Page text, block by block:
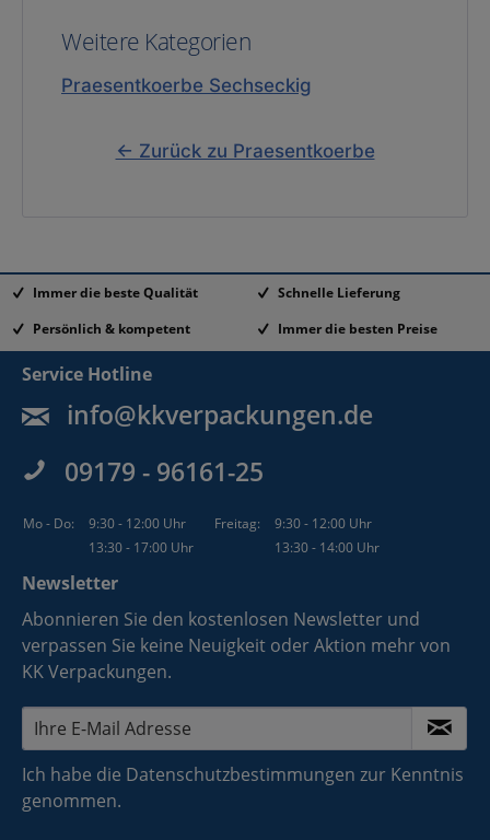
Weitere Kategorien
Praesentkoerbe Sechseckig
← Zurück zu Praesentkoerbe
Immer die beste Qualität
Schnelle Lieferung
Persönlich & kompetent
Immer die besten Preise
Service Hotline
info@kkverpackungen.de
09179 - 96161-25
Mo - Do: 9:30 - 12:00 Uhr Freitag:
9:30 - 12:00 Uhr
13:30 - 17:00 Uhr
13:30 - 14:00 Uhr
Newsletter
Abonnieren Sie den kostenlosen Newsletter und
verpassen Sie keine Neuigkeit oder Aktion mehr von
KK Verpackungen.
Ich habe die Datenschutzbestimmungen zur Kenntnis
genommen.